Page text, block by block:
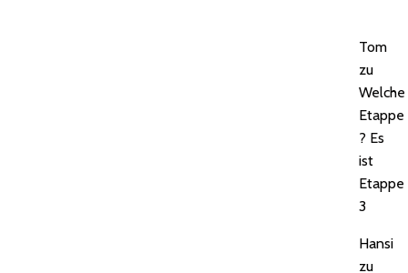
Tom
zu
Welche
Etappe
? Es
ist
Etappe
3
Hansi
zu